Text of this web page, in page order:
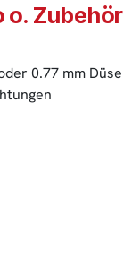
o. Zubehör
0.77 mm Düse